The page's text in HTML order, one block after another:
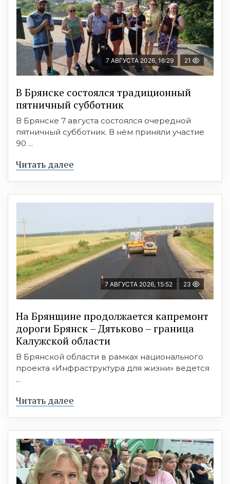
7 АВГУСТА 2026, 16:29 21
В Брянске состоялся традиционный
пятничный субботник
В Брянске 7 августа состоялся очередной
пятничный субботник. В нём приняли участие
90 ...
Читать далее
7 АВГУСТА 2026, 15:52 23
На Брянщине продолжается капремонт
дороги Брянск – Дятьково – граница
Калужской области
В Брянской области в рамках национального
проекта «Инфраструктура для жизни» ведется
...
Читать далее